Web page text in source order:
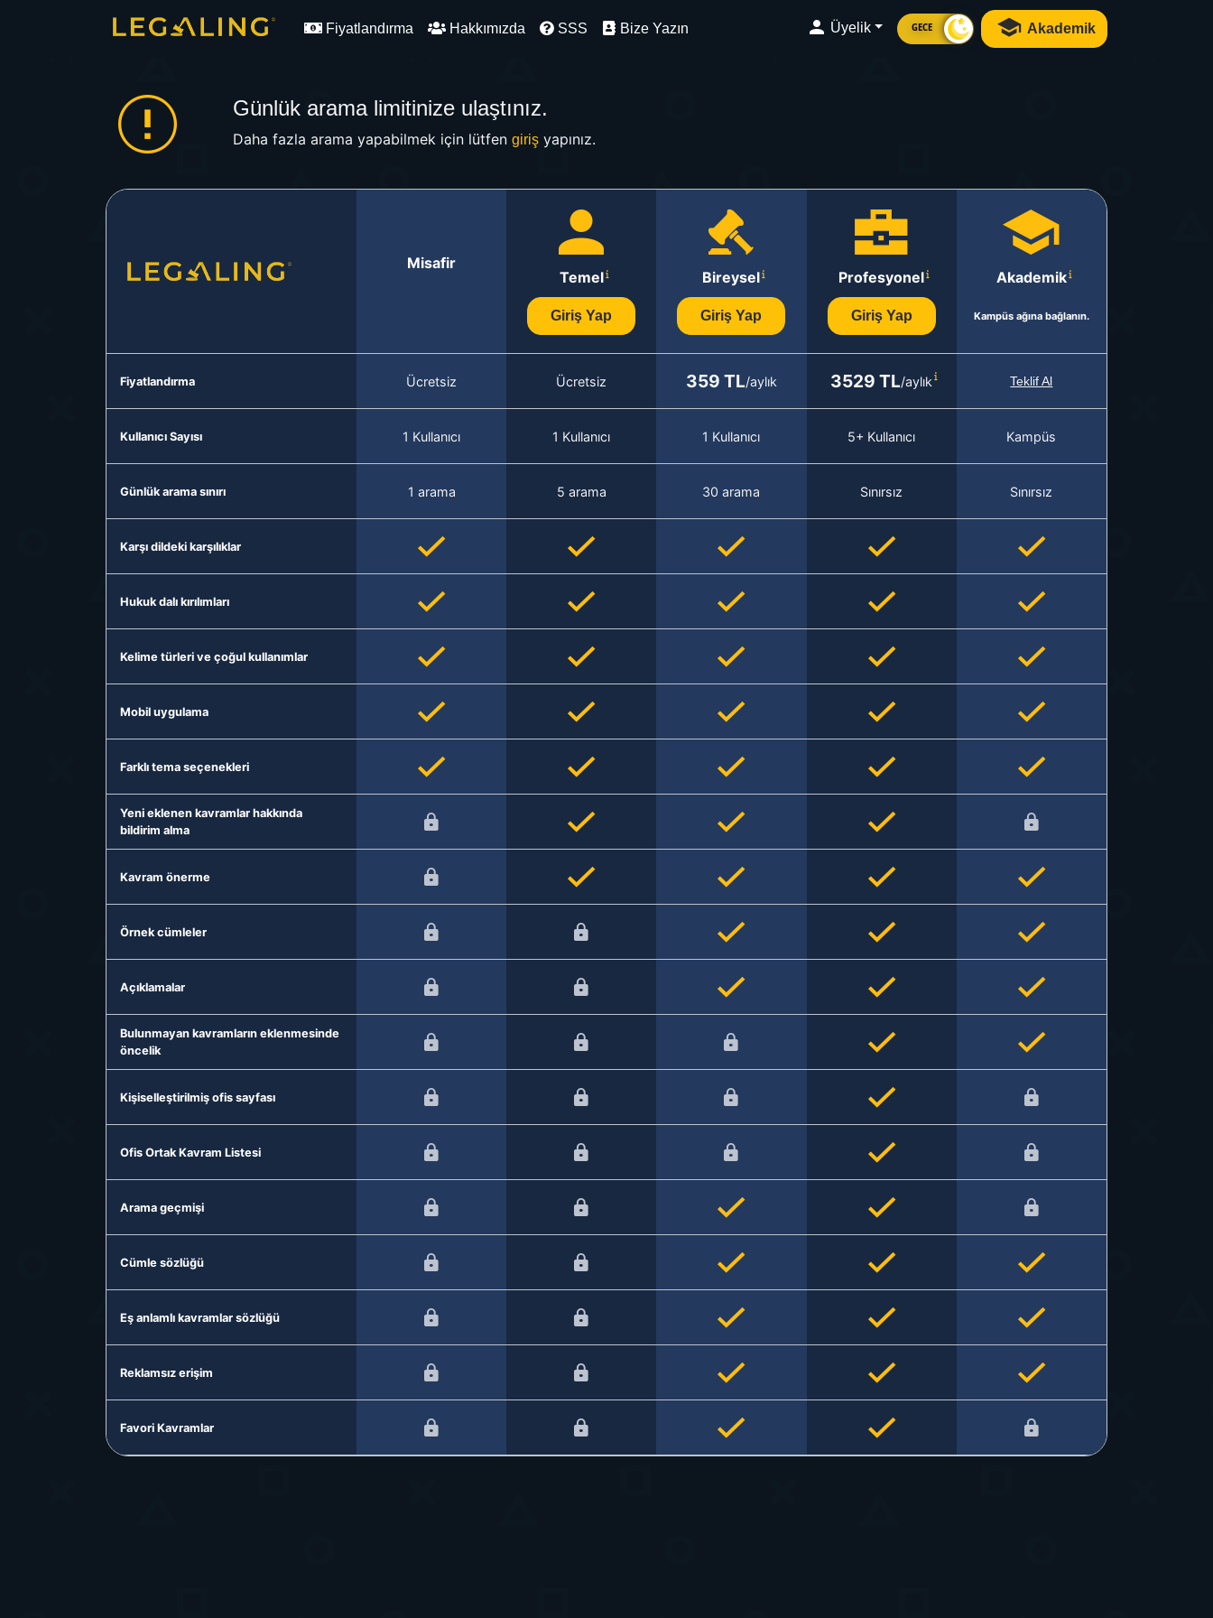
Fiyatlandırma Hakkımızda SSS Bize Yazın Üyelik GECE Akademik
Günlük arama limitinize ulaştınız.
Daha fazla arama yapabilmek için lütfen girişyapınız.
Misafir
Temel
Giriş Yap
Bireysel
Giriş Yap
Profesyonel
Giriş Yap
Akademik
Kampüs ağına bağlanın.
Fiyatlandırma Ücretsiz Ücretsiz 359 TL/aylık 3529 TL/aylık Teklif Al
Kullanıcı Sayısı 1 Kullanıcı 1 Kullanıcı 1 Kullanıcı 5+ Kullanıcı Kampüs
Günlük arama sınırı 1 arama 5 arama 30 arama Sınırsız Sınırsız
Karşı dildeki karşılıklar
Hukuk dalı kırılımları
Kelime türleri ve çoğul kullanımlar
Mobil uygulama
Farklı tema seçenekleri
Yeni eklenen kavramlar hakkında
bildirim alma
Kavram önerme
Örnek cümleler
Açıklamalar
Bulunmayan kavramların eklenmesinde
öncelik
Kişiselleştirilmiş ofis sayfası
Ofis Ortak Kavram Listesi
Arama geçmişi
Cümle sözlüğü
Eş anlamlı kavramlar sözlüğü
Reklamsız erişim
Favori Kavramlar